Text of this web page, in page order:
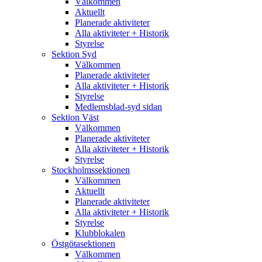
Aktuellt
Planerade aktiviteter
Alla aktiviteter + Historik
Styrelse
Sektion Syd
Välkommen
Planerade aktiviteter
Alla aktiviteter + Historik
Styrelse
Medlemsblad-syd sidan
Sektion Väst
Välkommen
Planerade aktiviteter
Alla aktiviteter + Historik
Styrelse
Stockholmssektionen
Välkommen
Aktuellt
Planerade aktiviteter
Alla aktiviteter + Historik
Styrelse
Klubblokalen
Östgötasektionen
Välkommen